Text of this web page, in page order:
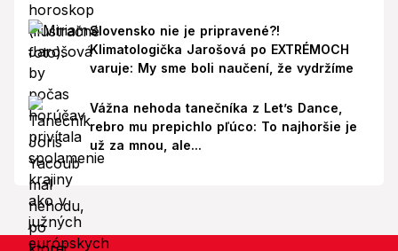
Slovensko nie je pripravené?!
Klimatologička Jarošová po EXTRÉMOCH
varuje: My sme boli naučení, že vydržíme
Vážna nehoda tanečníka z Let’s Dance,
rebro mu prepichlo pľúco: To najhoršie je
už za mnou, ale...